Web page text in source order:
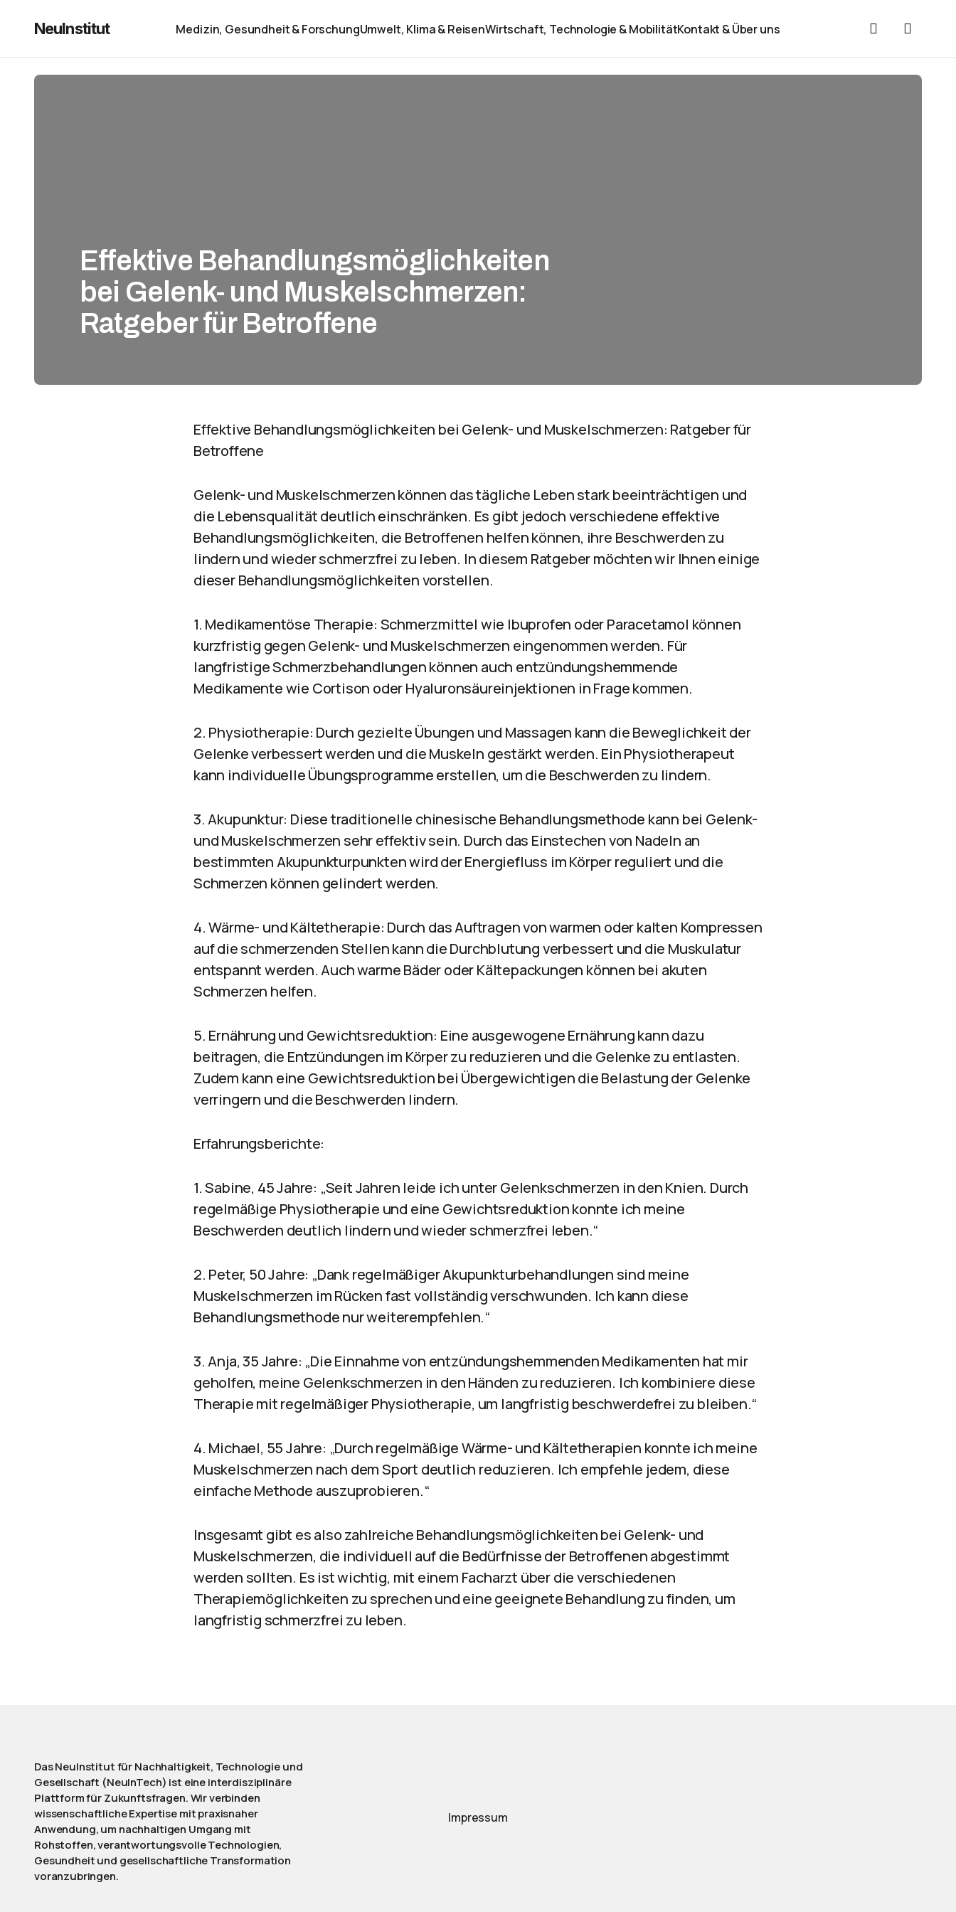
NeuInstitut Medizin, Gesundheit & ForschungUmwelt, Klima & ReisenWirtschaft, Technologie & MobilitätKontakt & Über uns
Effektive Behandlungsmöglichkeiten
bei Gelenk- und Muskelschmerzen:
Ratgeber für Betroffene
Effektive Behandlungsmöglichkeiten bei Gelenk- und Muskelschmerzen: Ratgeber für
Betroffene
Gelenk- und Muskelschmerzen können das tägliche Leben stark beeinträchtigen und
die Lebensqualität deutlich einschränken. Es gibt jedoch verschiedene effektive
Behandlungsmöglichkeiten, die Betroffenen helfen können, ihre Beschwerden zu
lindern und wieder schmerzfrei zu leben. In diesem Ratgeber möchten wir Ihnen einige
dieser Behandlungsmöglichkeiten vorstellen.
1. Medikamentöse Therapie: Schmerzmittel wie Ibuprofen oder Paracetamol können
kurzfristig gegen Gelenk- und Muskelschmerzen eingenommen werden. Für
langfristige Schmerzbehandlungen können auch entzündungshemmende
Medikamente wie Cortison oder Hyaluronsäureinjektionen in Frage kommen.
2. Physiotherapie: Durch gezielte Übungen und Massagen kann die Beweglichkeit der
Gelenke verbessert werden und die Muskeln gestärkt werden. Ein Physiotherapeut
kann individuelle Übungsprogramme erstellen, um die Beschwerden zu lindern.
3. Akupunktur: Diese traditionelle chinesische Behandlungsmethode kann bei Gelenk-
und Muskelschmerzen sehr effektiv sein. Durch das Einstechen von Nadeln an
bestimmten Akupunkturpunkten wird der Energiefluss im Körper reguliert und die
Schmerzen können gelindert werden.
4. Wärme- und Kältetherapie: Durch das Auftragen von warmen oder kalten Kompressen
auf die schmerzenden Stellen kann die Durchblutung verbessert und die Muskulatur
entspannt werden. Auch warme Bäder oder Kältepackungen können bei akuten
Schmerzen helfen.
5. Ernährung und Gewichtsreduktion: Eine ausgewogene Ernährung kann dazu
beitragen, die Entzündungen im Körper zu reduzieren und die Gelenke zu entlasten.
Zudem kann eine Gewichtsreduktion bei Übergewichtigen die Belastung der Gelenke
verringern und die Beschwerden lindern.
Erfahrungsberichte:
1. Sabine, 45 Jahre: „Seit Jahren leide ich unter Gelenkschmerzen in den Knien. Durch
regelmäßige Physiotherapie und eine Gewichtsreduktion konnte ich meine
Beschwerden deutlich lindern und wieder schmerzfrei leben.“
2. Peter, 50 Jahre: „Dank regelmäßiger Akupunkturbehandlungen sind meine
Muskelschmerzen im Rücken fast vollständig verschwunden. Ich kann diese
Behandlungsmethode nur weiterempfehlen.“
3. Anja, 35 Jahre: „Die Einnahme von entzündungshemmenden Medikamenten hat mir
geholfen, meine Gelenkschmerzen in den Händen zu reduzieren. Ich kombiniere diese
Therapie mit regelmäßiger Physiotherapie, um langfristig beschwerdefrei zu bleiben.“
4. Michael, 55 Jahre: „Durch regelmäßige Wärme- und Kältetherapien konnte ich meine
Muskelschmerzen nach dem Sport deutlich reduzieren. Ich empfehle jedem, diese
einfache Methode auszuprobieren.“
Insgesamt gibt es also zahlreiche Behandlungsmöglichkeiten bei Gelenk- und
Muskelschmerzen, die individuell auf die Bedürfnisse der Betroffenen abgestimmt
werden sollten. Es ist wichtig, mit einem Facharzt über die verschiedenen
Therapiemöglichkeiten zu sprechen und eine geeignete Behandlung zu finden, um
langfristig schmerzfrei zu leben.
Das NeuInstitut für Nachhaltigkeit, Technologie und
Gesellschaft (NeuInTech) ist eine interdisziplinäre
Plattform für Zukunftsfragen. Wir verbinden
wissenschaftliche Expertise mit praxisnaher
Anwendung, um nachhaltigen Umgang mit
Rohstoffen, verantwortungsvolle Technologien,
Gesundheit und gesellschaftliche Transformation
voranzubringen.
Impressum